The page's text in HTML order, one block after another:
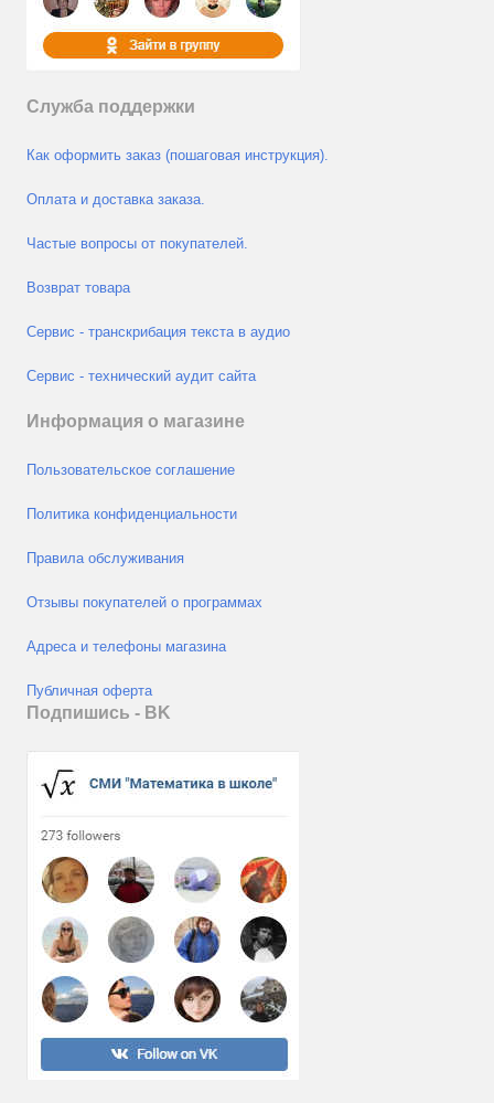
Служба поддержки
Как оформить заказ (пошаговая инструкция).
Оплата и доставка заказа.
Частые вопросы от покупателей.
Возврат товара
Сервис - транскрибация текста в аудио
Сервис - технический аудит сайта
Информация о магазине
Пользовательское соглашение
Политика конфиденциальности
Правила обслуживания
Отзывы покупателей о программах
Адреса и телефоны магазина
Публичная оферта
Подпишись - ВK